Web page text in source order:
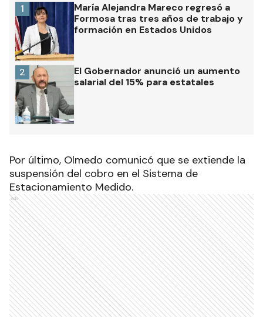
María Alejandra Mareco regresó a
Formosa tras tres años de trabajo y
formación en Estados Unidos
1
El Gobernador anunció un aumento
salarial del 15% para estatales
2
Por último, Olmedo comunicó que se extiende la
suspensión del cobro en el Sistema de
Estacionamiento Medido.
Ads